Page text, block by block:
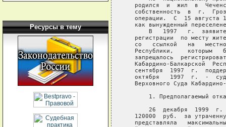
Ресурсы в тему